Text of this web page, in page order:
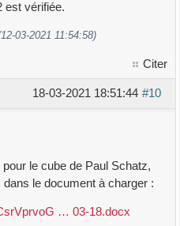
est vérifiée.
03-2021 11:54:58)
Citer
#10
18-03-2021 18:51:44
le cube de Paul Schatz,
le document à charger :
… 03-18.docx